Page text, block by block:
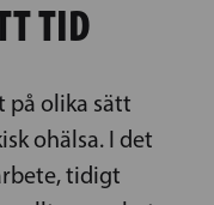
TID
på olika sätt
ohälsa. I det
tidigt